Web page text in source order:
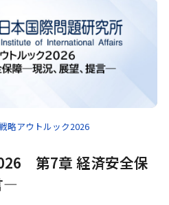
略アウトルック2026
第7章 経済安全保
—